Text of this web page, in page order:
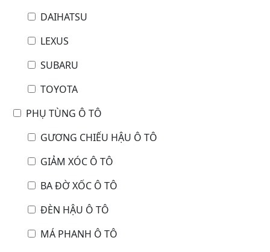
DAIHATSU
LEXUS
SUBARU
TOYOTA
PHỤ TÙNG Ô TÔ
GƯƠNG CHIẾU HẬU Ô TÔ
GIẢM XÓC Ô TÔ
BA ĐỜ XỐC Ô TÔ
ĐÈN HẬU Ô TÔ
MÁ PHANH Ô TÔ